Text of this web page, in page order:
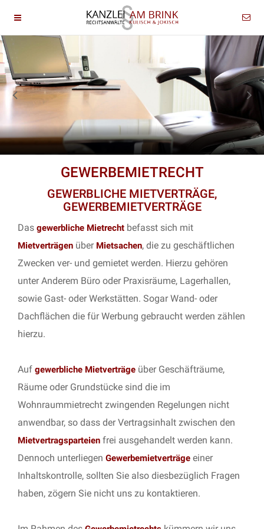
GEWERBEMIETRECHT
GEWERBLICHE MIETVERTRÄGE,
GEWERBEMIETVERTRÄGE
Das gewerbliche Mietrecht befasst sich mit
Mietverträgen über Mietsachen, die zu geschäftlichen
Zwecken ver- und gemietet werden. Hierzu gehören
unter Anderem Büro oder Praxisräume, Lagerhallen,
sowie Gast- oder Werkstätten. Sogar Wand- oder
Dachflächen die für Werbung gebraucht werden zählen
hierzu.
Auf gewerbliche Mietverträge über Geschäfträume,
Räume oder Grundstücke sind die im
Wohnraummietrecht zwingenden Regelungen nicht
anwendbar, so dass der Vertragsinhalt zwischen den
Mietvertragsparteien frei ausgehandelt werden kann.
Dennoch unterliegen Gewerbemietverträge einer
Inhaltskontrolle, sollten Sie also diesbezüglich Fragen
haben, zögern Sie nicht uns zu kontaktieren.